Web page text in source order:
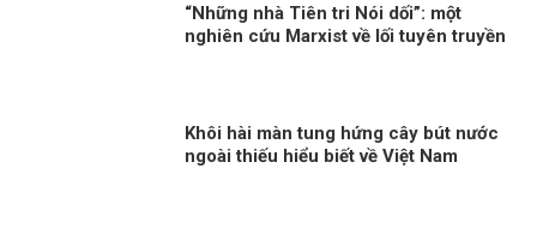
“Những nhà Tiên tri Nói dối”: một
nghiên cứu Marxist về lối tuyên truyền
Khôi hài màn tung hứng cây bút nước
ngoài thiếu hiểu biết về Việt Nam